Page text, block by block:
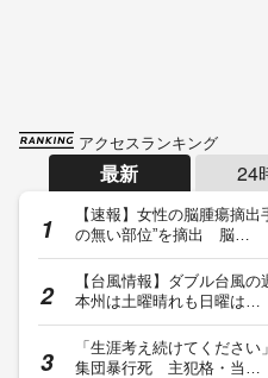
アクセスランキング
最新 24
【速報】女性の脳腫瘍摘
の無い部位”を摘出 脳…
【台風情報】ダブル台風
本州は土曜晴れも日曜は…
「生涯考え続けてくださ
集団暴行死 主犯格・当…